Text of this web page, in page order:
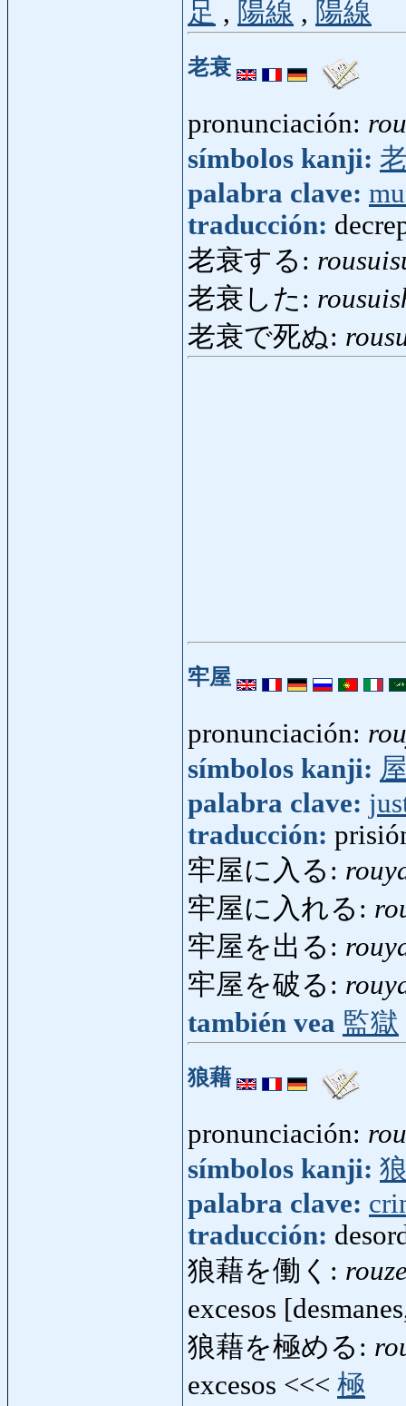
足 , 陽線 , 陽線
老衰
pronunciación:
símbolos kanji:
palabra clave:
traducción:
老衰する:
老衰した:
老衰で死ぬ:
牢屋
pronunciación:
símbolos kanji:
palabra clave:
traducción:
牢屋に入る:
牢屋に入れる:
牢屋を出る:
牢屋を破る:
también vea 監獄
狼藉
pronunciación:
símbolos kanji:
palabra clave:
traducción:
狼藉を働く:
excesos
狼藉を極める:
excesos <<< 極